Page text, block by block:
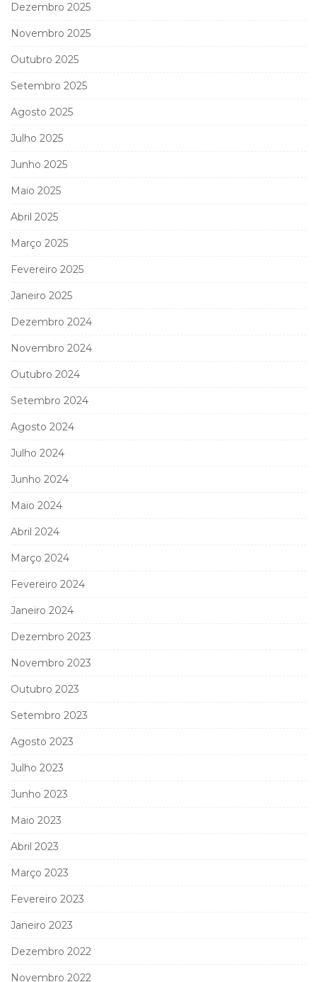
Dezembro 2025
Novembro 2025
Outubro 2025
Setembro 2025
Agosto 2025
Julho 2025
Junho 2025
Maio 2025
Abril 2025
Março 2025
Fevereiro 2025
Janeiro 2025
Dezembro 2024
Novembro 2024
Outubro 2024
Setembro 2024
Agosto 2024
Julho 2024
Junho 2024
Maio 2024
Abril 2024
Março 2024
Fevereiro 2024
Janeiro 2024
Dezembro 2023
Novembro 2023
Outubro 2023
Setembro 2023
Agosto 2023
Julho 2023
Junho 2023
Maio 2023
Abril 2023
Março 2023
Fevereiro 2023
Janeiro 2023
Dezembro 2022
Novembro 2022